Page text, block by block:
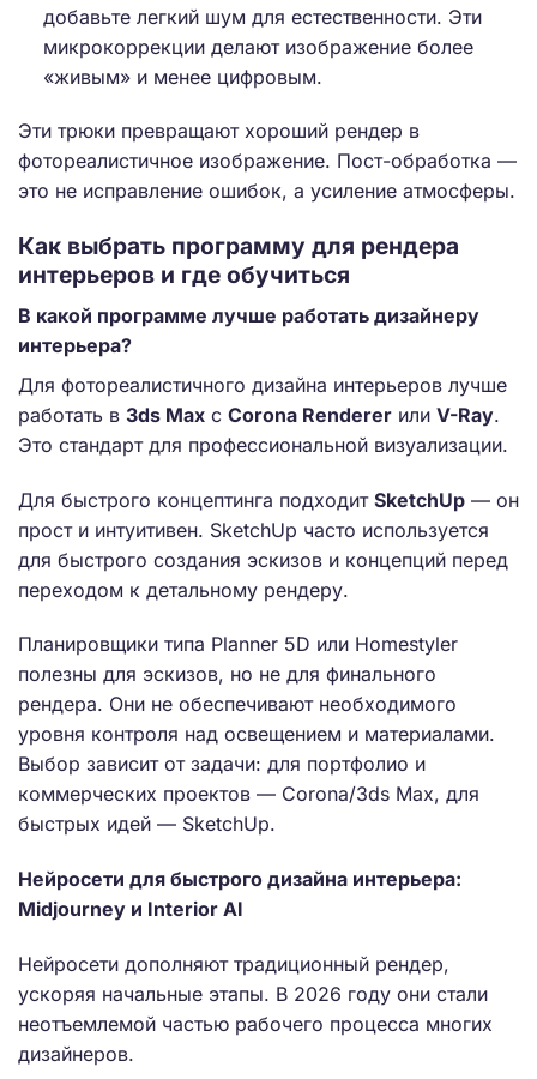
добавьте легкий шум для естественности. Эти
микрокоррекции делают изображение более
«живым» и менее цифровым.
Эти трюки превращают хороший рендер в
фотореалистичное изображение. Пост-обработка —
это не исправление ошибок, а усиление атмосферы.
Как выбрать программу для рендера
интерьеров и где обучиться
В какой программе лучше работать дизайнеру
интерьера?
Для фотореалистичного дизайна интерьеров лучше
работать в 3ds Max с Corona Renderer или V-Ray.
Это стандарт для профессиональной визуализации.
Для быстрого концептинга подходит SketchUp — он
прост и интуитивен. SketchUp часто используется
для быстрого создания эскизов и концепций перед
переходом к детальному рендеру.
Планировщики типа Planner 5D или Homestyler
полезны для эскизов, но не для финального
рендера. Они не обеспечивают необходимого
уровня контроля над освещением и материалами.
Выбор зависит от задачи: для портфолио и
коммерческих проектов — Corona/3ds Max, для
быстрых идей — SketchUp.
Нейросети для быстрого дизайна интерьера:
Midjourney и Interior AI
Нейросети дополняют традиционный рендер,
ускоряя начальные этапы. В 2026 году они стали
неотъемлемой частью рабочего процесса многих
дизайнеров.